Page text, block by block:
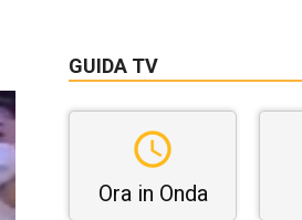
GUIDA TV
Ora in Onda